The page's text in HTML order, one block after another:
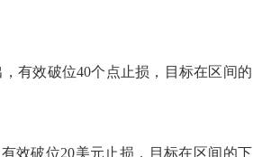
有效破位40个点止损，目标在区间的
效破位20美元止损，目标在区间的下